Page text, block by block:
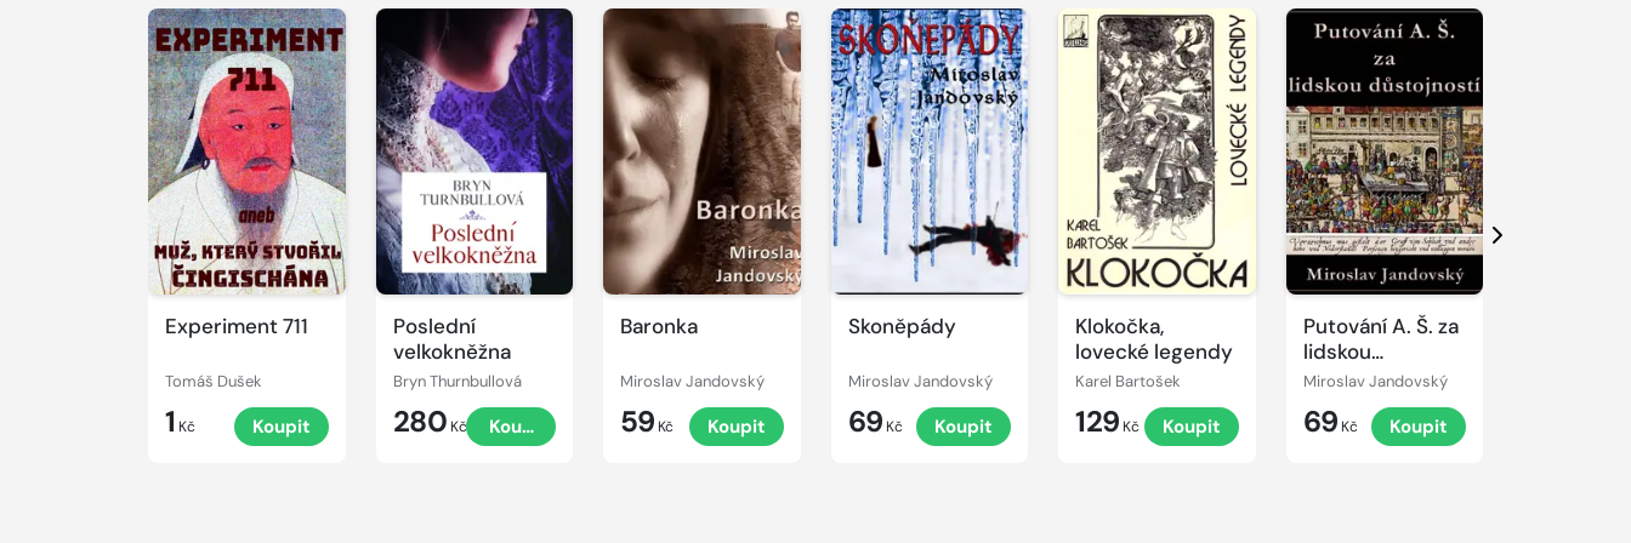
Experiment 711
Tomáš Dušek
1 Kč Koupit
Poslední
velkokněžna
Bryn Thurnbullová
280 Kč Koupit
Baronka
Miroslav Jandovský
59 Kč Koupit
Skoněpády
Miroslav Jandovský
69 Kč Koupit
Klokočka,
lovecké legendy
Karel Bartošek
129 Kč Koupit
Putování A. Š. za
lidskou
důstojností
Miroslav Jandovský
69 Kč Koupit
Další